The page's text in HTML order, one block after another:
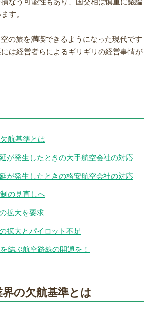
す。
の旅を満喫できるようになった現代です
は経営者らによるギリギリの経営事情が
航基準とは
が発生したときの大手航空会社の対応
が発生したときの格安航空会社の対応
の見直しへ
拡大を要求
拡大とパイロット不足
結ぶ航空路線の開通を！
の欠航基準とは